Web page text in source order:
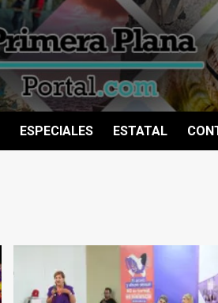
ESPECIALES ESTATAL